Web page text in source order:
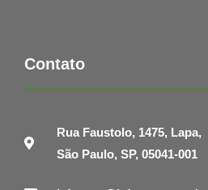
Contato
Rua Faustolo, 1475, Lapa,
São Paulo, SP, 05041-001